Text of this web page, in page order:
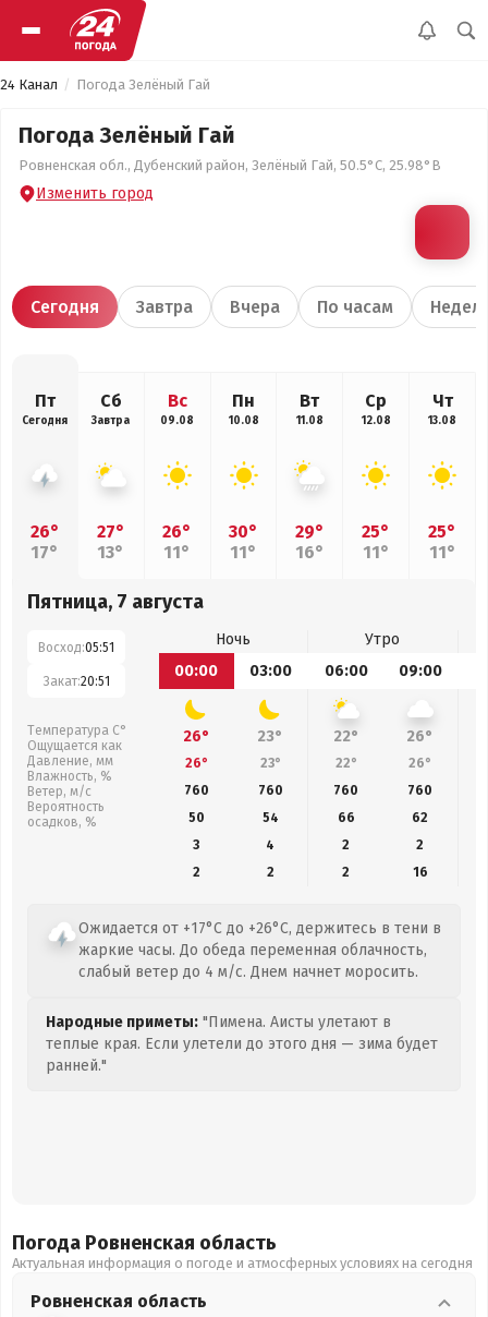
24 Канал Погода Зелёный Гай
Погода Зелёный Гай
Ровненская обл., Дубенский район, Зелёный Гай, 50.5°С, 25.98°В
Изменить город
Сегодня Завтра Вчера По часам
Пт
Сегодня
26°
17°
Сб
Завтра
27°
13°
Вс
09.08
26°
11°
Пн
10.08
30°
11°
Вт
11.08
29°
16°
Ср
12.08
25°
11°
Чт
13.08
25°
11°
Пятница, 7 августа
Восход:05:51
Закат:20:51
Температура С°
Ощущается как
Давление, мм
Влажность, %
Ветер, м/с
Вероятность
осадков, %
Ночь
Утро
00:00
03:00 06:00 09:00
26° 23° 22° 26°
26° 23° 22° 26°
760
760 760 760
50
54 66 62
3
4 2
2
2
2 2 16
Ожидается от +17°C до +26°C, держитесь в тени в
жаркие часы. До обеда переменная облачность,
слабый ветер до 4 м/с. Днем начнет моросить.
Народные приметы: "Пимена. Аисты улетают в
теплые края. Если улетели до этого дня — зима будет
ранней."
Погода Ровненская область
Актуальная информация о погоде и атмосферных условиях на сегодня
Ровненская область